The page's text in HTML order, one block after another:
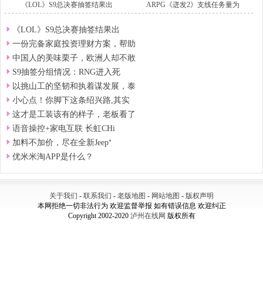
《LOL》S9总决赛抽签结果出 ARPG《迸发2》支线任务量为
《LOL》S9总决赛抽签结果出
一份完备家庭投资理财方案，帮助
中国人的美味栗子，欧洲人却不敢
S9抽签分组情况：RNG进入死
以挑山工的坚韧和执着谋发展，泰
小心点！你脚下这条绍兴路,其实
这才是工装该有的样子，老板看了
语音操控+家电互联 长虹CHi
加料不加价，尽在全新Jeep⁺
优米米淘APP是什么？
关于我们 - 联系我们 - 老版地图 - 网站地图 - 版权声明
本网拒绝一切非法行为 欢迎监督举报 如有错误信息 欢迎纠正
Copyright 2002-2020 泸州在线网 版权所有